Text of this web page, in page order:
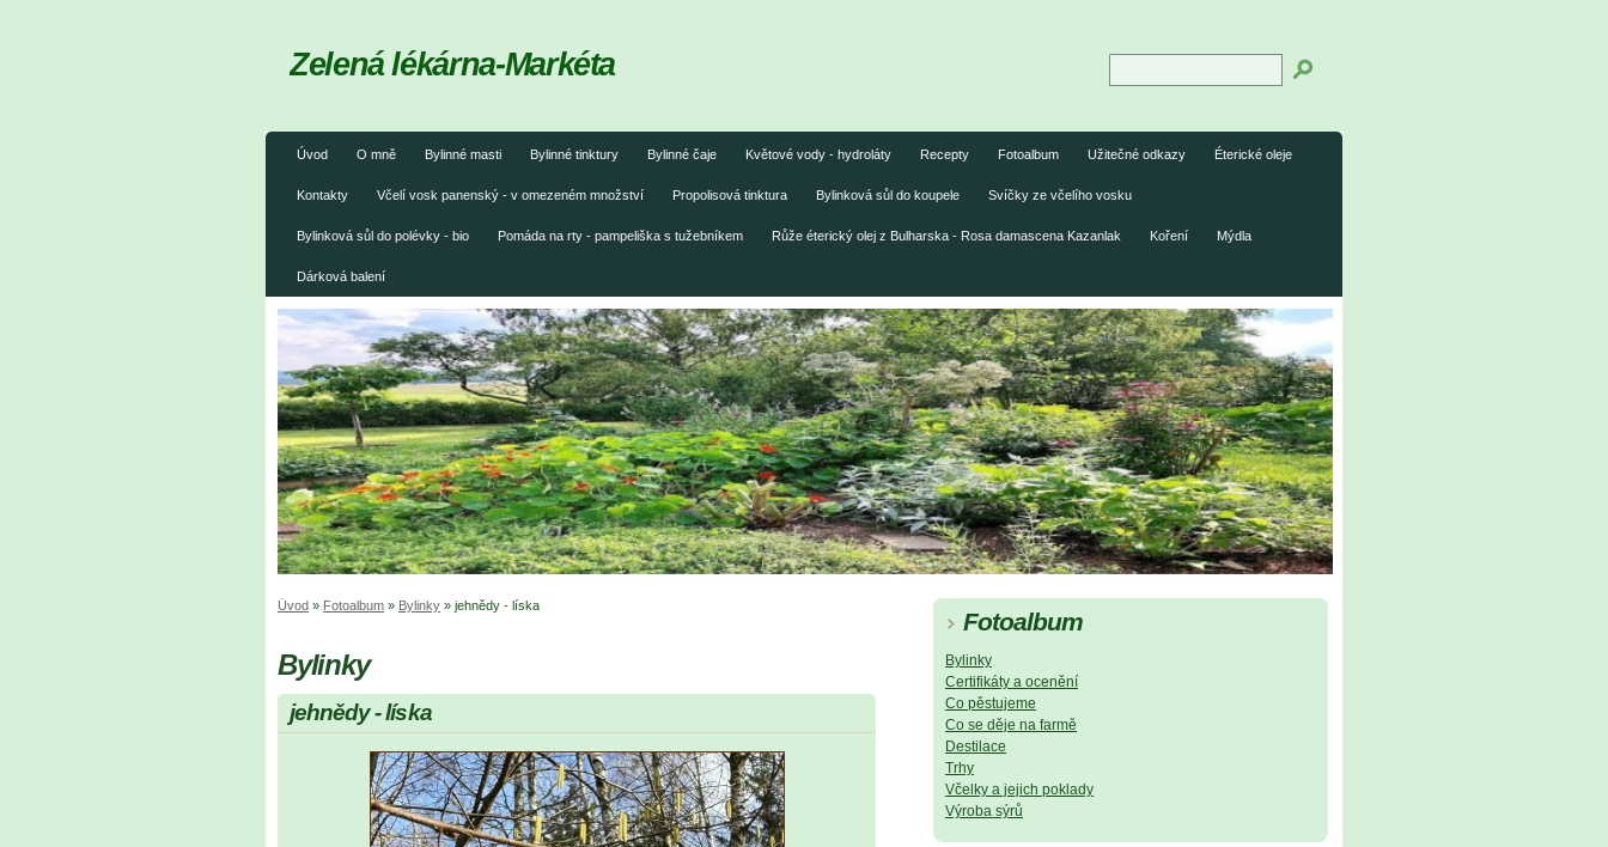
Úvod O mně Bylinné masti Bylinné tinktury Bylinné čaje Květové vody - hydroláty Recepty Fotoalbum Užitečné odkazy Éterické oleje
Kontakty Včelí vosk panenský - v omezeném množství Propolisová tinktura Bylinková sůl do koupele Svíčky ze včelího vosku
Bylinková sůl do polévky - bio Pomáda na rty - pampeliška s tužebníkem Růže éterický olej z Bulharska - Rosa damascena Kazanlak Koření Mýdla
Dárková balení
Zelená lékárna-Markéta
Úvod » Fotoalbum » Bylinky » jehnědy - líska
Bylinky
jehnědy - líska
Fotoalbum
Bylinky
Certifikáty a ocenění
Co pěstujeme
Co se děje na farmě
Destilace
Trhy
Včelky a jejich poklady
Výroba sýrů